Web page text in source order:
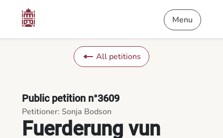
Fuerderung vun engem oppenen IRM hei zu Lëtzebuerg.
Menu
All petitions
Fuerderung vun
Public petition n°3609
Petitioner: Sonja Bodson